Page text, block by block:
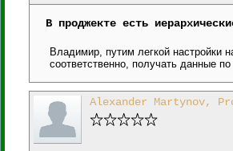
В проджекте есть
Владимир, путим легкой настройки
соответственно, получать данные
Alexander Martynov,